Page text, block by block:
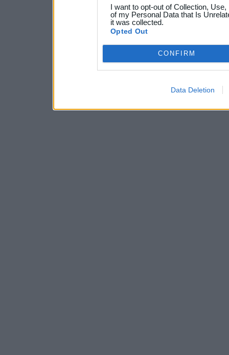
I want to opt-out of Collection,
of my Personal Data that Is
it was collected.
Opted Out
CONFIRM
Data Deletion